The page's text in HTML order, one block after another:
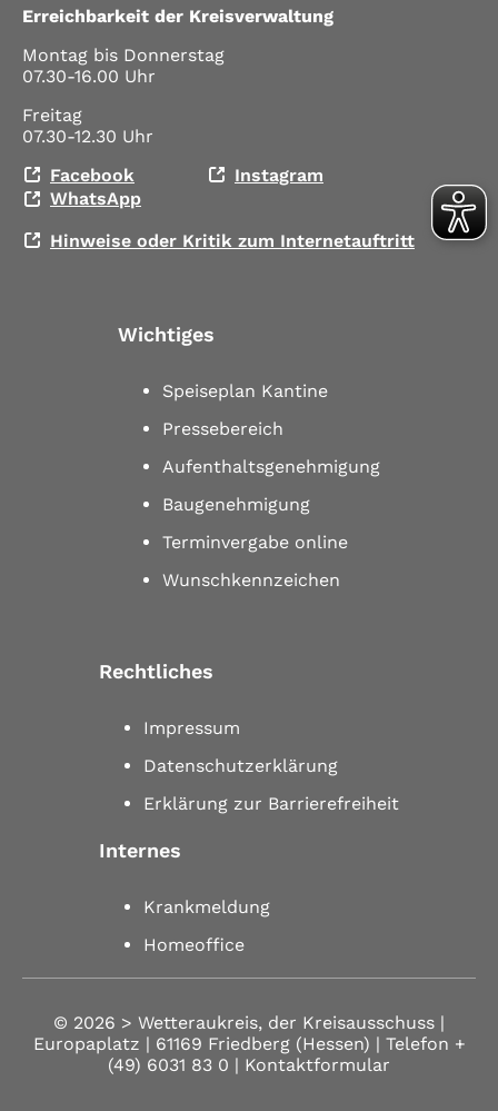
Erreichbarkeit der Kreisverwaltung
Montag bis Donnerstag
07.30-16.00 Uhr
Freitag
07.30-12.30 Uhr
Facebook
Instagram
WhatsApp
Hinweise oder Kritik zum Internetauftritt
Wichtiges
Speiseplan Kantine
Pressebereich
Aufenthaltsgenehmigung
Baugenehmigung
Terminvergabe online
Wunschkennzeichen
Rechtliches
Impressum
Datenschutzerklärung
Erklärung zur Barrierefreiheit
Internes
Krankmeldung
Homeoffice
© 2026 > Wetteraukreis, der Kreisausschuss |
Europaplatz | 61169 Friedberg (Hessen) | Telefon +
(49) 6031 83 0 | Kontaktformular